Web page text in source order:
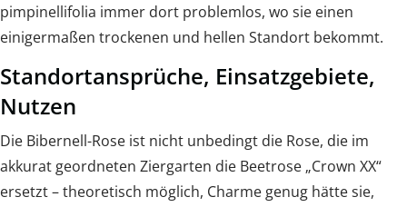
pimpinellifolia immer dort problemlos, wo sie einen
einigermaßen trockenen und hellen Standort bekommt.
Standortansprüche, Einsatzgebiete,
Nutzen
Die Bibernell-Rose ist nicht unbedingt die Rose, die im
akkurat geordneten Ziergarten die Beetrose „Crown XX“
ersetzt – theoretisch möglich, Charme genug hätte sie,